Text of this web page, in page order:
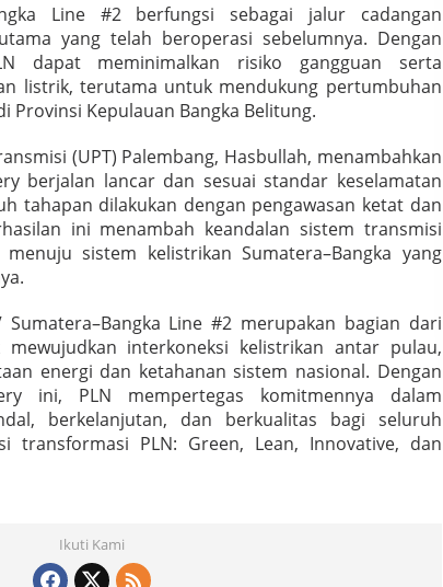
Line #2 berfungsi sebagai jalur cadangan
yang telah beroperasi sebelumnya. Dengan
dapat meminimalkan risiko gangguan serta
listrik, terutama untuk mendukung pertumbuhan
Provinsi Kepulauan Bangka Belitung.
(UPT) Palembang, Hasbullah, menambahkan
berjalan lancar dan sesuai standar keselamatan
tahapan dilakukan dengan pengawasan ketat dan
ini menambah keandalan sistem transmisi
sistem kelistrikan Sumatera–Bangka yang
Sumatera–Bangka Line #2 merupakan bagian dari
interkoneksi kelistrikan antar pulau,
energi dan ketahanan sistem nasional. Dengan
ini, PLN mempertegas komitmennya dalam
berkelanjutan, dan berkualitas bagi seluruh
transformasi PLN: Green, Lean, Innovative, dan
Ikuti Kami